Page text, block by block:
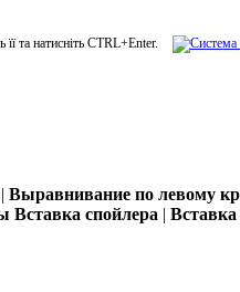
та натисніть CTRL+Enter.
| Выравнивание по левому
Вставка спойлера | Вставка